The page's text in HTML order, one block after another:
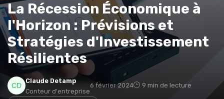
La Récession Économique à
l'Horizon : Prévisions et
Stratégies d'Investissement
Résilientes
Claude Detamp
Conteur d'entreprise
6 février 2024 9 min de lecture